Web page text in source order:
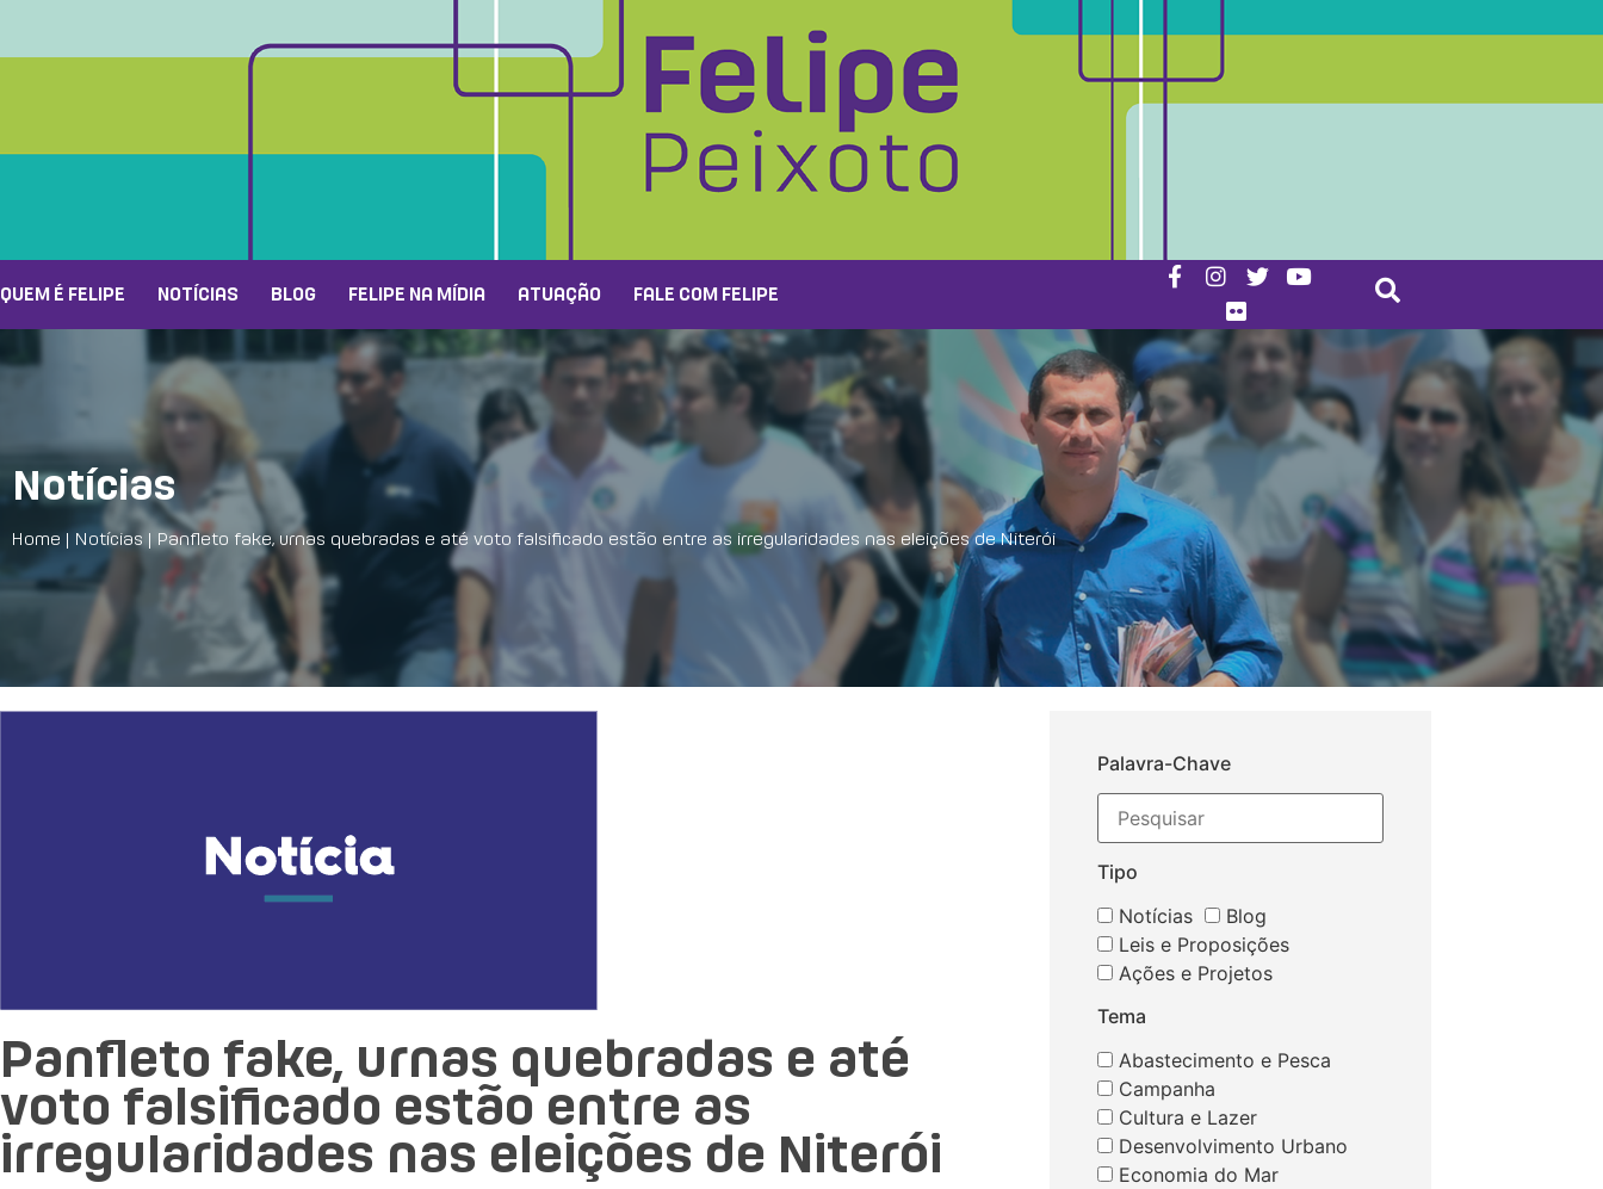
QUEM É FELIPE NOTÍCIAS BLOG FELIPE NA MÍDIA ATUAÇÃO FALE COM FELIPE
Notícias
Home | Notícias | Panfleto fake, urnas quebradas e até voto falsificado estão entre as irregularidades nas eleições de Niterói
Panfleto fake, urnas quebradas e até
voto falsificado estão entre as
irregularidades nas eleições de Niterói
Palavra-Chave
Tipo
Notícias
Blog
Leis e Proposições
Ações e Projetos
Tema
Abastecimento e Pesca
Campanha
Cultura e Lazer
Desenvolvimento Urbano
Economia do Mar